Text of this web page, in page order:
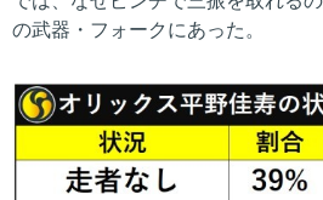
の武器・フォークにあった。